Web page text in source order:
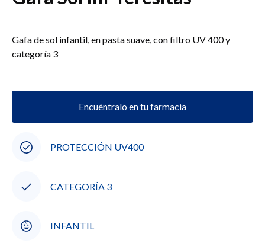
Gafa de sol infantil, en pasta suave, con filtro UV 400 y
categoría 3
Encuéntralo en tu farmacia
PROTECCIÓN UV400
CATEGORÍA 3
INFANTIL